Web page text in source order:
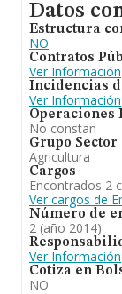
Datos
Estructura
NO
Contratos
Ver Información
Incidencias
Ver Información
Operaciones
No constan
Grupo Sector
Agricultura
Cargos
Encontrados 2
Ver cargos de
Número de
2 (año 2014)
Ver Información
Cotiza en
NO